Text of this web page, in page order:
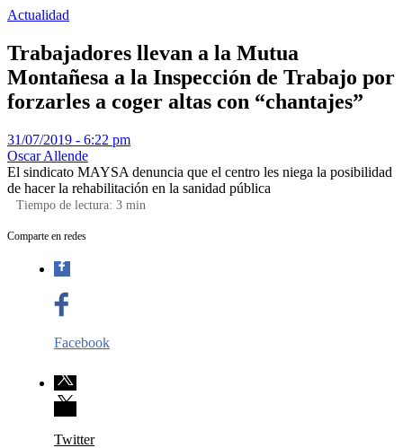
Actualidad
Trabajadores llevan a la Mutua
Montañesa a la Inspección de Trabajo por
forzarles a coger altas con “chantajes”
31/07/2019 - 6:22 pm
Oscar Allende
El sindicato MAYSA denuncia que el centro les niega la posibilidad
de hacer la rehabilitación en la sanidad pública
Tiempo de lectura: 3 min
Comparte en redes
Facebook
Twitter